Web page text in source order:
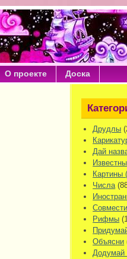
О проекте Доска
Друдлы
Дай
Картины
Числа
Рифмы
Объясни
Додумай